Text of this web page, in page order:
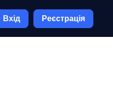
Вхід Реєстрація